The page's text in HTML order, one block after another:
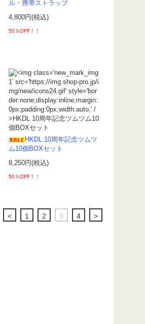
ル・携帯ストラップ
4,800円(税込)
50％OFF！！
HKDL 10周年記念ツムツ
ム10個BOXセット
8,250円(税込)
50％OFF！！
< 1 2 3 4 >